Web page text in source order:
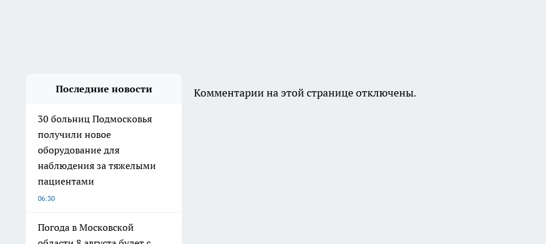
Погода в Московской
области 8 августа будет с
ночными ливнями и
грозами
хирурги провели